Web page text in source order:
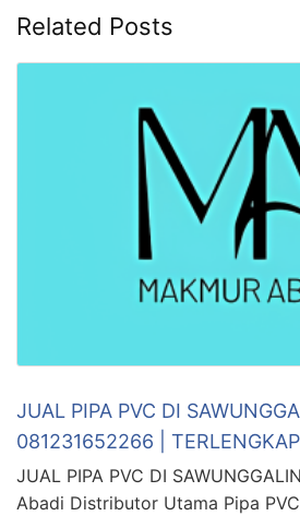
Related Posts
JUAL PIPA PVC DI
081231652266 | TERLENGKAP
JUAL PIPA PVC DI
Abadi Distributor Utama Pipa